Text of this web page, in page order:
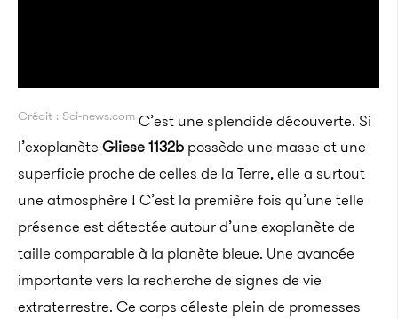
Crédit : Sci-news.com C’est une splendide découverte. Si
l’exoplanète Gliese 1132b possède une masse et une
superficie proche de celles de la Terre, elle a surtout
une atmosphère ! C’est la première fois qu’une telle
présence est détectée autour d’une exoplanète de
taille comparable à la planète bleue. Une avancée
importante vers la recherche de signes de vie
extraterrestre. Ce corps céleste plein de promesses